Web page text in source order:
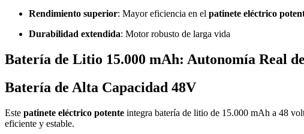
Rendimiento superior: Mayor eficiencia en el patinete eléctrico
Durabilidad extendida: Motor robusto de larga vida
Batería de Litio 15.000 mAh: Autonomía Real
Batería de Alta Capacidad 48V
Este patinete eléctrico potente integra batería de litio de 15.000 mAh a 48
eficiente y estable.